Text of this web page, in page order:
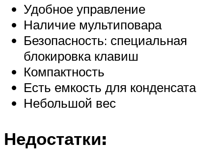
Удобное управление
Наличие мультиповара
Безопасность: специальная
блокировка клавиш
Компактность
Есть емкость для конденсата
Небольшой вес
Недостатки: